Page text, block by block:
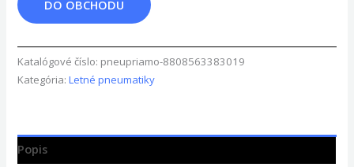
DO OBCHODU
Katalógové číslo: pneupriamo-8808563383019
Kategória:Letné pneumatiky
Popis